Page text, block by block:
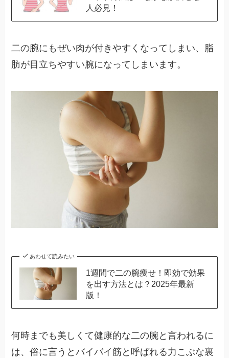
人必見！
二の腕にもぜい肉が付きやすくなってしまい、脂
肪が目立ちやすい腕になってしまいます。
あわせて読みたい
1週間で二の腕痩せ！即効で効果
を出す方法とは？2025年最新
版！
何時までも美しくて健康的な二の腕と言われるに
は、俗に言うとバイバイ筋と呼ばれる力こぶな裏